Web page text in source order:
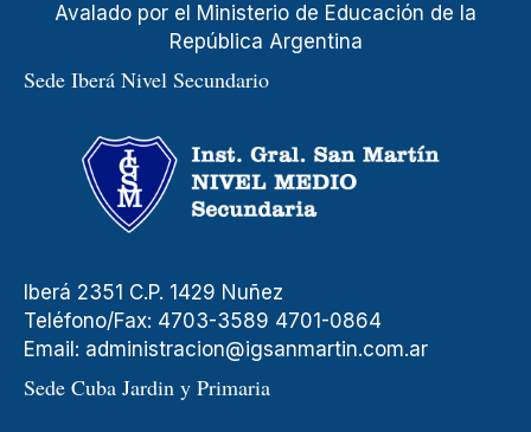
Avalado por el Ministerio de Educación de la
República Argentina
Sede Iberá Nivel Secundario
Iberá 2351 C.P. 1429 Nuñez
Teléfono/Fax: 4703-3589 4701-0864
Email: administracion@igsanmartin.com.ar
Sede Cuba Jardin y Primaria